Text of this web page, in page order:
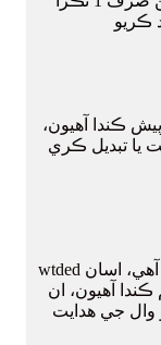
3 سال وارنٽي پيش ڪندا آهيون،
يا تبديل ڪري
wtded وڪرو ڪرڻ واري ٽيم جو هڪ پيشو ڏينهن آهي، اسان
ڪندا آهيون، ان
وال جي هدايت